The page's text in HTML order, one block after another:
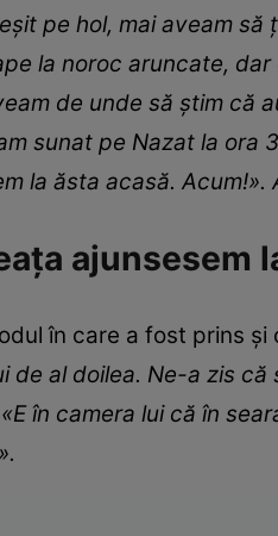
pe hol, mai aveam
la noroc aruncate,
de unde să știm că
sunat pe Nazat la ora
la ăsta acasă.
ajunsesem
în care a fost prins și
de al doilea. Ne-a zis
în camera lui că în